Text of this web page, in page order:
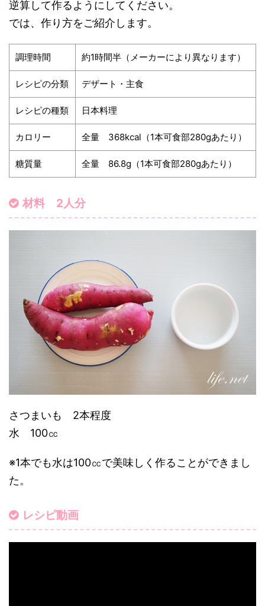
逆算して作るようにしてください。
では、作り方をご紹介します。
調理時間 約1時間半（メーカーにより異なります）
レシピの分類 デザート・主食
レシピの種類 日本料理
カロリー 全量 368kcal（1本可食部280gあたり）
糖質量 全量 86.8g（1本可食部280gあたり）
材料 2人分
さつまいも 2本程度
水 100㏄
※1本でも水は100㏄で美味しく作ることができまし
た。
レシピ動画